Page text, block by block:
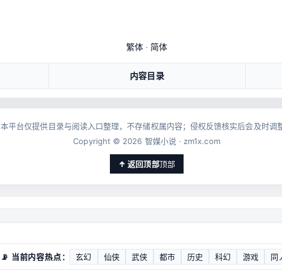
繁体·简体
内容目录
本平台仅提供目录与阅读入口整理，不存储权属内容；侵权反馈核实后会及时调整
Copyright © 2026 智媒小说 · zm1x.com
顶部
📡 当前内容热点： 玄幻 仙侠 武侠 都市 历史 科幻 游戏 同